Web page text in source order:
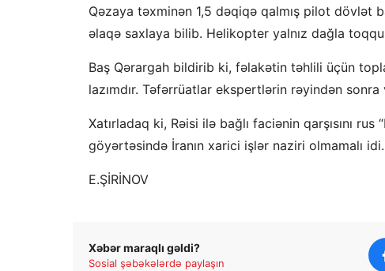
Qəzaya təxminən 1,5 dəqiqə qalmış pilot dövlət
əlaqə saxlaya bilib. Helikopter yalnız dağla
Baş Qərargah bildirib ki, fəlakətin təhlili üçün
lazımdır. Təfərrüatlar ekspertlərin rəyindən sonra
Xatırladaq ki, Rəisi ilə bağlı faciənin qarşısını
göyərtəsində İranın xarici işlər naziri olmamalı idi.
E.ŞİRİNOV
Xəbər maraqlı gəldi?
Sosial şəbəkələrdə paylaşın